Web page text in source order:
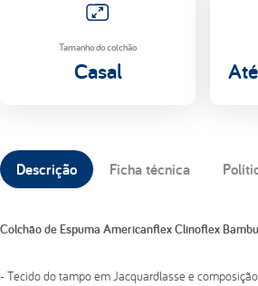
Tamanho do colchão
Casal
Descrição Ficha técnica
Colchão de Espuma Americanflex Clinoflex
- Tecido do tampo em Jacquardlasse e